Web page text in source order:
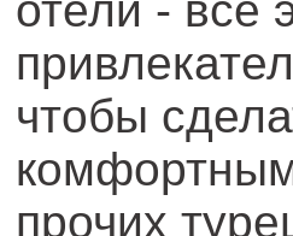
отели - все
чтобы
прочих